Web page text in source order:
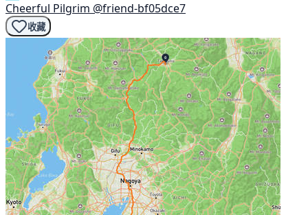
Cheerful Pilgrim @friend-bf05dce7
收藏